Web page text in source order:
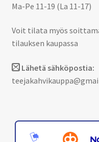
Ma-Pe 11-19 (La 11-17)
Voit tilata myös
tilauksen kaupassa
Lähetä sähköpostia: